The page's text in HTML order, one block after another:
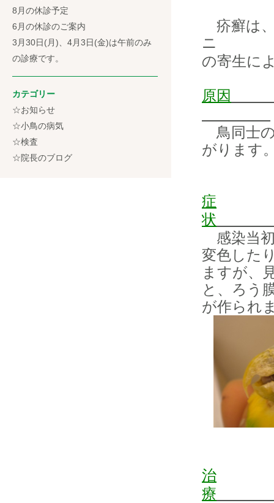
疥癬は
ニ
の寄生に
原因
鳥同士
がります
症
状
感染当
変色した
ますが、
と、ろう
が作られ
治
療
8月の休診予定
6月の休診のご案内
3月30日(月)、4月3日(金)は午前のみ
の診療です。
カテゴリー
☆お知らせ
☆小鳥の病気
☆検査
☆院長のブログ